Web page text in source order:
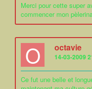
Merci pour cette super
commencer mon
O octavie
14-03-2009
Ce fut une belle et